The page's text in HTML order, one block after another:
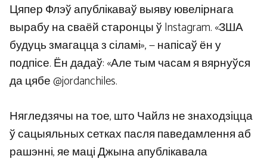
Цяпер Флэў апублікаваў выяву ювелірнага
вырабу на сваёй старонцы ў Instagram. «ЗША
будуць змагацца з сіламі», — напісаў ён у
подпісе. Ён дадаў: «Але тым часам я вярнуўся
да цябе @jordanchiles.
Нягледзячы на ​​​​тое, што Чайлз не знаходзіцца
ў сацыяльных сетках пасля паведамлення аб
рашэнні, яе маці Джына апублікавала